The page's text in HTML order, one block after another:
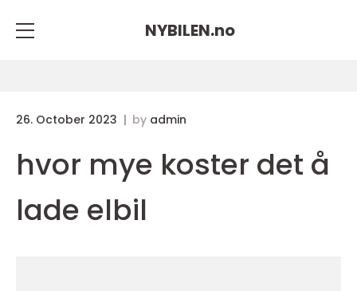
NYBILEN.no
26. October 2023 by admin
hvor mye koster det å
lade elbil